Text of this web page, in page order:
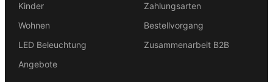
Kinder
Wohnen
LED Beleuchtung
Angebote
Zahlungsarten
Bestellvorgang
Zusammenarbeit B2B